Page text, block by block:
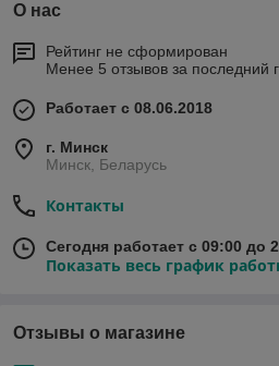
О нас
Рейтинг не сформирован
Менее 5 отзывов за последний
Работает с 08.06.2018
г. Минск
Минск, Беларусь
Контакты
Сегодня работает с 09:00 до
Показать весь график
Отзывы о магазине